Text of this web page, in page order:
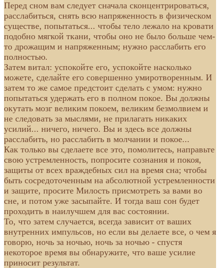
Перед сном вам следует сначала сконцентрироваться,
расслабиться, снять всю напряженность в физическом
существе, попытаться... чтобы тело лежало на кровати
подобно мягкой ткани, чтобы оно не было больше чем-
то дрожащим и напряженным; нужно расслабить его
полностью.
Затем витал: успокойте его, успокойте насколько
можете, сделайте его совершенно умиротворенным. И
затем то же самое предстоит сделать с умом: нужно
попытаться удержать его в полном покое. Вы должны
окутать мозг великим покоем, великим безмолвием и
не следовать за мыслями, не прилагать никаких
усилий... ничего, ничего. Вы и здесь все должны
расслабить, но расслабить в молчании и покое...
Как только вы сделаете все это, помолитесь, направьте
свою устремленность, попросите сознания и покоя,
защиты от всех враждебных сил на время сна; чтобы
быть сосредоточенным на абсолютной устремленности
и защите, просите Милость присмотреть за вами во
сне, и потом уже засыпайте. И тогда ваш сон будет
проходить в наилучшем для вас состоянии.
То, что затем случается, всегда зависит от ваших
внутренних импульсов, но если вы делаете все, о чем я
говорю, ночь за ночью, ночь за ночью - спустя
некоторое время вы обнаружите, что ваше усилие
приносит результат.